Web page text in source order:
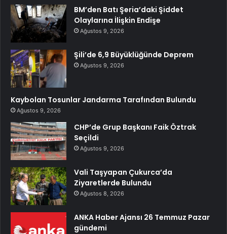
BM’den Batı Şeria’daki Şiddet
Olaylarına İlişkin Endişe
Ağustos 9, 2026
Şili’de 6,9 Büyüklüğünde Deprem
Ağustos 9, 2026
Kaybolan Tosunlar Jandarma Tarafından Bulundu
Ağustos 9, 2026
CHP’de Grup Başkanı Faik Öztrak
Seçildi
Ağustos 9, 2026
Vali Taşyapan Çukurca’da
Ziyaretlerde Bulundu
Ağustos 8, 2026
ANKA Haber Ajansı 26 Temmuz Pazar
gündemi